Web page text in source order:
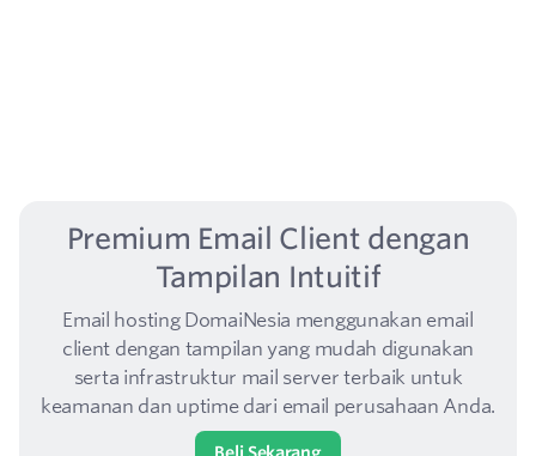
Premium Email Client dengan
Tampilan Intuitif
Email hosting DomaiNesia menggunakan email
client dengan tampilan yang mudah digunakan
serta infrastruktur mail server terbaik untuk
keamanan dan uptime dari email perusahaan Anda.